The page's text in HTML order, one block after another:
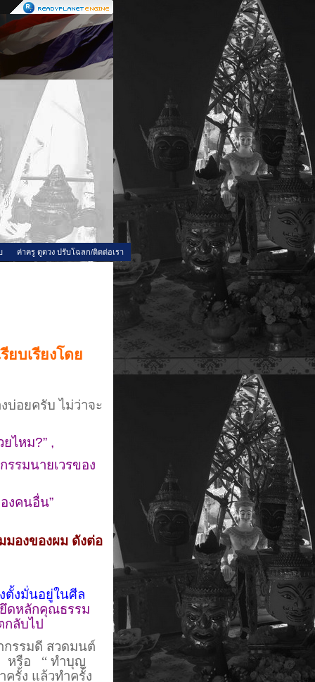
ค่าครู ดูดวง ปรับโฉลก/ติดต่อเรา
บเรียงโดย
อยครับ ไม่ว่าจะ
ไหม?” ,
รรมนายเวรของ
งคนอื่น”
มองของผม ดังต่อ
ตั้งมั่นอยู่ในศีล
ดหลักคุณธรรม
กลับไป
รรมดี สวดมนต์
หรือ “ ทำบุญ
รั้ง แล้วทำครั้ง